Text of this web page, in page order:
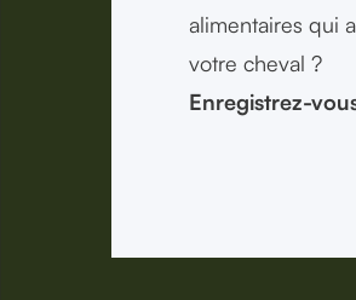
alimentaires qui
votre cheval ?
Enregistrez-